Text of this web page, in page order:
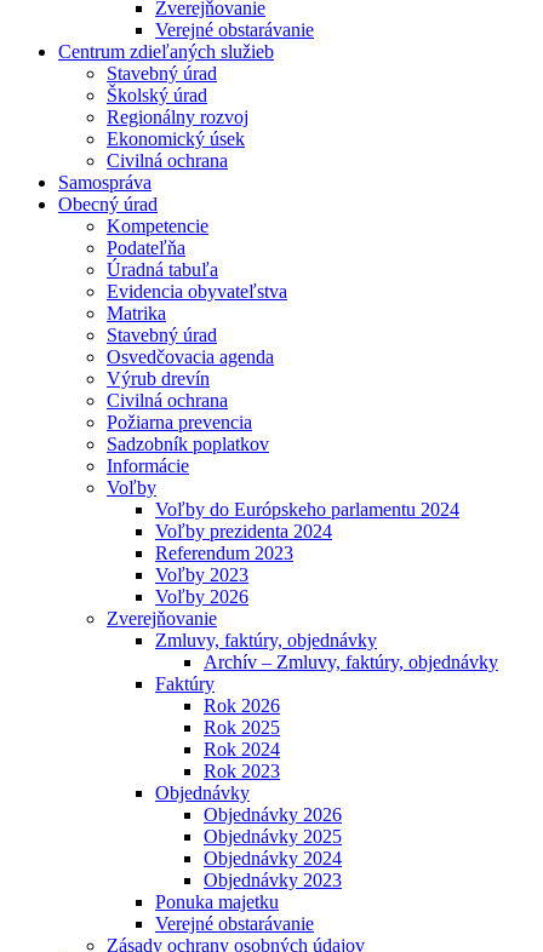
Zverejňovanie
Verejné obstarávanie
Centrum zdieľaných služieb
Stavebný úrad
Školský úrad
Regionálny rozvoj
Ekonomický úsek
Civilná ochrana
Samospráva
Obecný úrad
Kompetencie
Podateľňa
Úradná tabuľa
Evidencia obyvateľstva
Matrika
Stavebný úrad
Osvedčovacia agenda
Výrub drevín
Civilná ochrana
Požiarna prevencia
Sadzobník poplatkov
Informácie
Voľby
Voľby do Európskeho parlamentu 2024
Voľby prezidenta 2024
Referendum 2023
Voľby 2023
Voľby 2026
Zverejňovanie
Zmluvy, faktúry, objednávky
Archív – Zmluvy, faktúry, objednávky
Faktúry
Rok 2026
Rok 2025
Rok 2024
Rok 2023
Objednávky
Objednávky 2026
Objednávky 2025
Objednávky 2024
Objednávky 2023
Ponuka majetku
Verejné obstarávanie
Zásady ochrany osobných údajov